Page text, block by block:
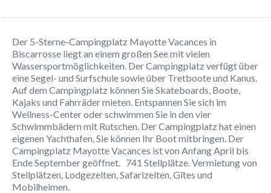
Der 5-Sterne-Campingplatz Mayotte Vacances in
Biscarrosse liegt an einem großen See mit vielen
Wassersportmöglichkeiten. Der Campingplatz verfügt über
eine Segel- und Surfschule sowie über Tretboote und Kanus.
Auf dem Campingplatz können Sie Skateboards, Boote,
Kajaks und Fahrräder mieten. Entspannen Sie sich im
Wellness-Center oder schwimmen Sie in den vier
Schwimmbädern mit Rutschen. Der Campingplatz hat einen
eigenen Yachthafen, Sie können Ihr Boot mitbringen. Der
Campingplatz Mayotte Vacances ist von Anfang April bis
Ende September geöffnet. 741 Stellplätze. Vermietung von
Stellplätzen, Lodgezelten, Safarizelten, Gîtes und
Mobilheimen.